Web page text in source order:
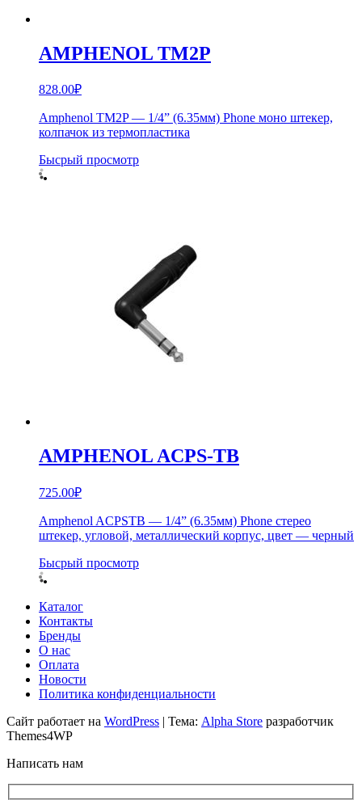
AMPHENOL TM2P
828.00₽
Amphenol TM2P — 1/4” (6.35мм) Phone моно штекер,
колпачок из термопластика
Бысрый просмотр
AMPHENOL ACPS-TB
725.00₽
Amphenol ACPSTB — 1/4” (6.35мм) Phone стерео
штекер, угловой, металлический корпус, цвет — черный
Бысрый просмотр
Каталог
Контакты
Бренды
О нас
Оплата
Новости
Политика конфиденциальности
Сайт работает на WordPress | Тема: Alpha Store разработчик
Themes4WP
Написать нам